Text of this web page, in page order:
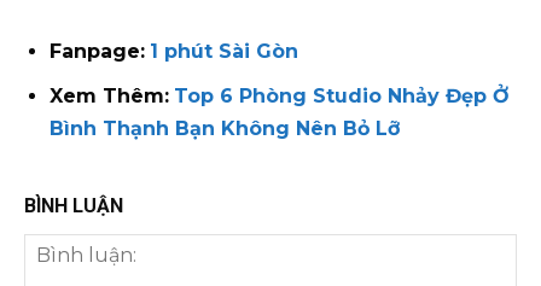
Fanpage: 1 phút Sài Gòn
Xem Thêm: Top 6 Phòng Studio Nhảy Đẹp Ở
Bình Thạnh Bạn Không Nên Bỏ Lỡ
BÌNH LUẬN